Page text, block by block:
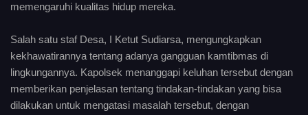
memengaruhi kualitas hidup mereka.
Salah satu staf Desa, I Ketut Sudiarsa, mengungkapkan
kekhawatirannya tentang adanya gangguan kamtibmas di
lingkungannya. Kapolsek menanggapi keluhan tersebut dengan
memberikan penjelasan tentang tindakan-tindakan yang bisa
dilakukan untuk mengatasi masalah tersebut, dengan